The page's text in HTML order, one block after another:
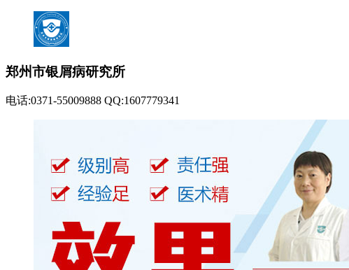
郑州市银屑病研究所
电话:0371-55009888 QQ:1607779341